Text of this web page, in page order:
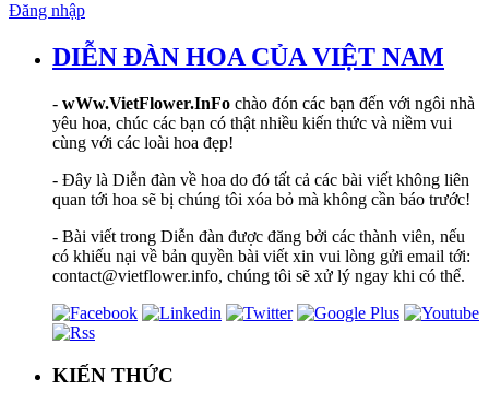
Đăng nhập
DIỄN ĐÀN HOA CỦA VIỆT NAM
- wWw.VietFlower.InFo chào đón các bạn đến với ngôi nhà
yêu hoa, chúc các bạn có thật nhiều kiến thức và niềm vui
cùng với các loài hoa đẹp!
- Đây là Diễn đàn về hoa do đó tất cả các bài viết không liên
quan tới hoa sẽ bị chúng tôi xóa bỏ mà không cần báo trước!
- Bài viết trong Diễn đàn được đăng bởi các thành viên, nếu
có khiếu nại về bản quyền bài viết xin vui lòng gửi email tới:
contact@vietflower.info, chúng tôi sẽ xử lý ngay khi có thể.
KIẾN THỨC